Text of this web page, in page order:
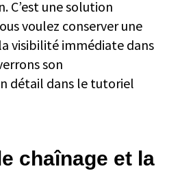
C’est une solution
voulez conserver une
visibilité immédiate dans
son
détail dans le tutoriel
chaînage et la